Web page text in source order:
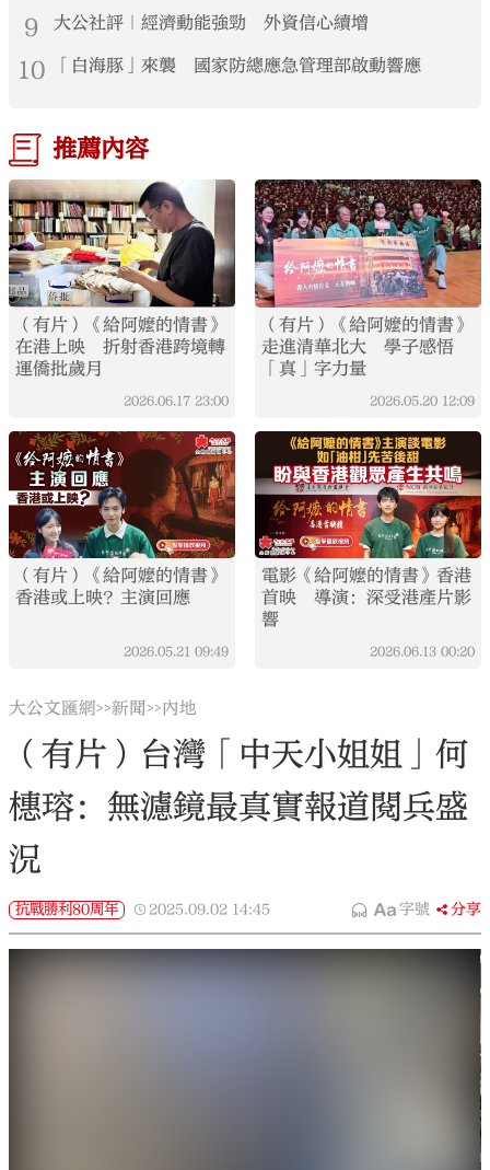
9 大公社評｜經濟動能強勁 外資信心續增
10 「白海豚」來襲 國家防總應急管理部啟動響應
推薦內容
（有片）《給阿嬤的情書》
在港上映 折射香港跨境轉
運僑批歲月
2026.06.17 23:00
（有片）《給阿嬤的情書》
走進清華北大 學子感悟
「真」字力量
2026.05.20 12:09
（有片）《給阿嬤的情書》
香港或上映？主演回應
2026.05.21 09:49
電影《給阿嬤的情書》香港
首映 導演：深受港產片影
響
2026.06.13 00:20
大公文匯網>>新聞>>內地
（有片）台灣「中天小姐姐」何
橞瑢：無濾鏡最真實報道閱兵盛
況
抗戰勝利80周年 2025.09.02 14:45 字號 分享